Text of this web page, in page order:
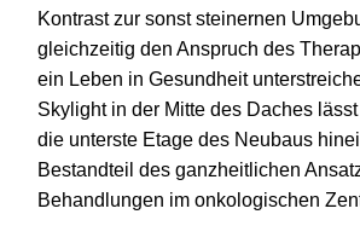
Kontrast zur sonst steinernen
gleichzeitig den Anspruch des
ein Leben in Gesundheit
Skylight in der Mitte des Daches
die unterste Etage des Neubaus
Bestandteil des ganzheitlichen
Behandlungen im onkologischen